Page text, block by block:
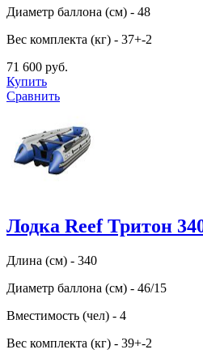
Диаметр баллона (см) - 48
Вес комплекта (кг) - 37+-2
71 600 руб.
Купить
Сравнить
Лодка Reef Тритон
Длина (см) - 340
Диаметр баллона (см) - 46/15
Вместимость (чел) - 4
Вес комплекта (кг) - 39+-2